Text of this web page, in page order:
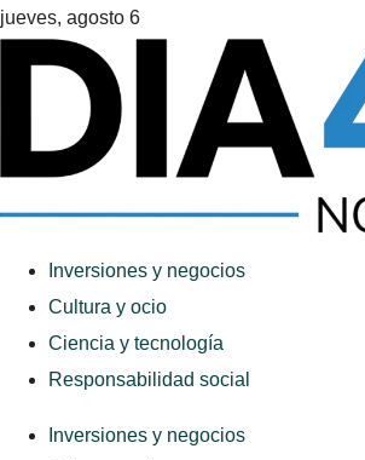
jueves, agosto 6
Inversiones y negocios
Cultura y ocio
Ciencia y tecnología
Responsabilidad social
Inversiones y negocios